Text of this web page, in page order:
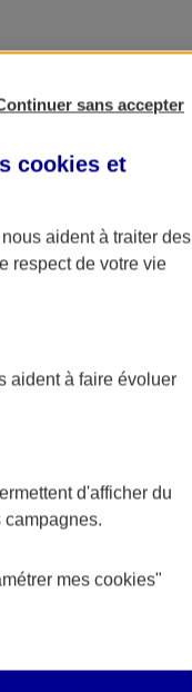
sans accepter
cookies et
nous aident à traiter des
respect de votre vie
aident à faire évoluer
d'afficher du
mes cookies"